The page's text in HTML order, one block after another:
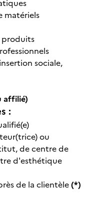
matériels
produits
sociale,
affilié)
:
ou
de centre de
d'esthétique
de la clientèle(*)